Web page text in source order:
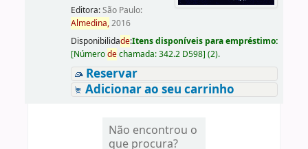
Editora:São Paulo:
Almedina,2016
Disponibilidade:Itens disponíveis para empréstimo:
[Númerodechamada:342.2 D598] (2).
Reservar
Adicionar ao seu carrinho
Não encontrou o
que procura?